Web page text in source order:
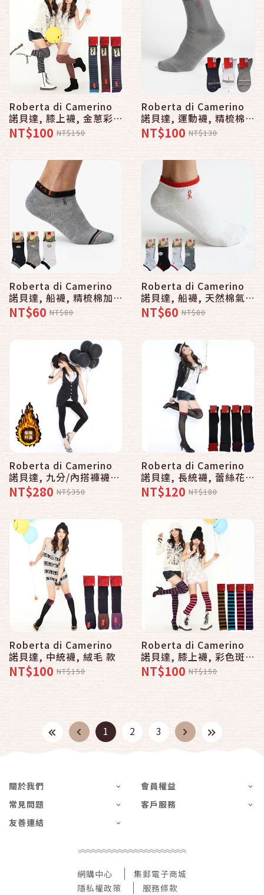
Roberta di Camerino
諾貝達, 膝上襪, 金蔥彩色
斑馬 款 - 普若Pro品牌好
襪子專賣館
NT$100 NT$150
Roberta di Camerino
諾貝達, 運動襪, 精梳棉氣
墊式運動毛巾 款
NT$100 NT$130
Roberta di Camerino
諾貝達, 船襪, 精梳棉加大
尺碼平面配色 款
NT$60 NT$80
Roberta di Camerino
諾貝達, 船襪, 天然棉氣墊
式毛巾 款
NT$60 NT$80
Roberta di Camerino
諾貝達, 九分/內搭褲襪,
時尚棉絨保暖蕾絲 款
NT$280 NT$350
Roberta di Camerino
諾貝達, 長統襪, 蕾絲花邊
膝上 款
NT$120 NT$180
Roberta di Camerino
諾貝達, 中統襪, 絨毛 款
NT$100 NT$150
Roberta di Camerino
諾貝達, 膝上襪, 彩色斑馬
款 - 普若Pro品牌好襪子
專賣館
NT$100 NT$150
1 2 3
關於我們
會員權益
常見問題
客戶服務
友善連結
網購中心
集郵電子商城
隱私權政策
服務條款